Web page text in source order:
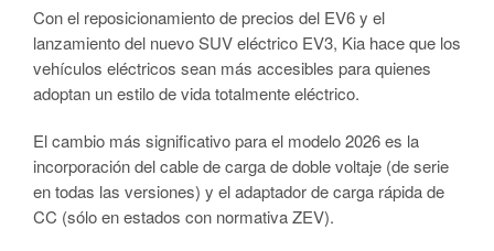
Con el reposicionamiento de precios del EV6 y el
lanzamiento del nuevo SUV eléctrico EV3, Kia hace que los
vehículos eléctricos sean más accesibles para quienes
adoptan un estilo de vida totalmente eléctrico.
El cambio más significativo para el modelo 2026 es la
incorporación del cable de carga de doble voltaje (de serie
en todas las versiones) y el adaptador de carga rápida de
CC (sólo en estados con normativa ZEV).